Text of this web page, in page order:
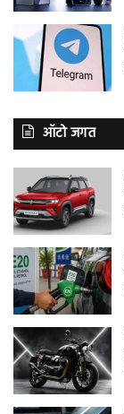
ऑटो जगत